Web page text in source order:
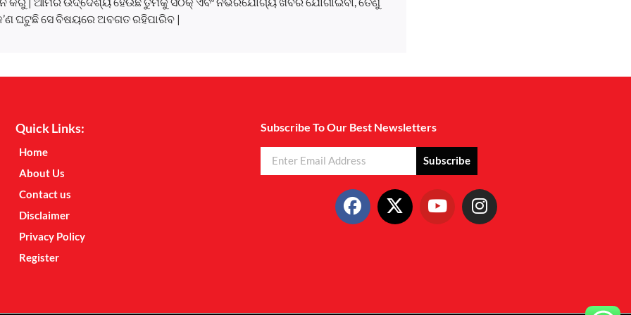
ଘଟୁଛି ସେ ବିଷୟରେ ଅବଗତ ରହିପାରିବ |
Quick Links:
Home
About Us
Contact us
Disclaimer
Privacy Policy
Register
Subscribe To Our Best Newsletters
Subscribe